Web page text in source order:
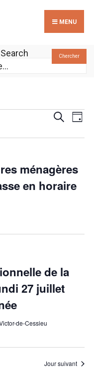
MENU
Search Chercher
et
de
vues
Recherche
Jour
ménagères
en horaire
de la
27 juillet
de-Cessieu
Jour suivant